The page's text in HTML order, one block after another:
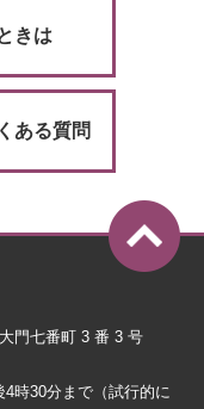
きは
ある質問
門七番町 3 番 3 号
時30分まで（試行的に